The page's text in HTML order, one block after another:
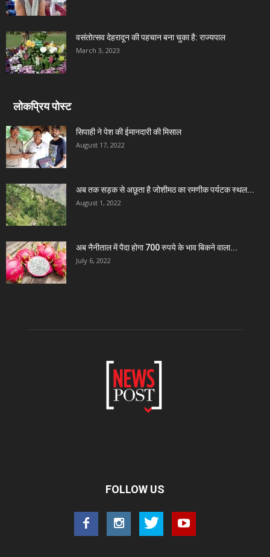
वसंतोत्सव देहरादून की पहचान बना चुका है: राज्यपाल
March 3, 2023
लोकप्रिय पोस्ट
सिपाही ने पेश की ईमानदारी की मिसाल
August 17, 2022
अब तक सड़क से अछूता है जोशीमठ का रमणीक पर्यटक स्थल...
August 1, 2022
अब नैनीताल में पैदा होगा 700 रुपये के भाव बिकने वाला...
July 6, 2022
FOLLOW US